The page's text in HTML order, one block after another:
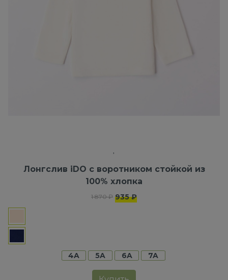
Лонгслив iDO с воротником стойкой из
100% хлопка
1 870 ₽ 935 ₽
4A 5A 6A 7A